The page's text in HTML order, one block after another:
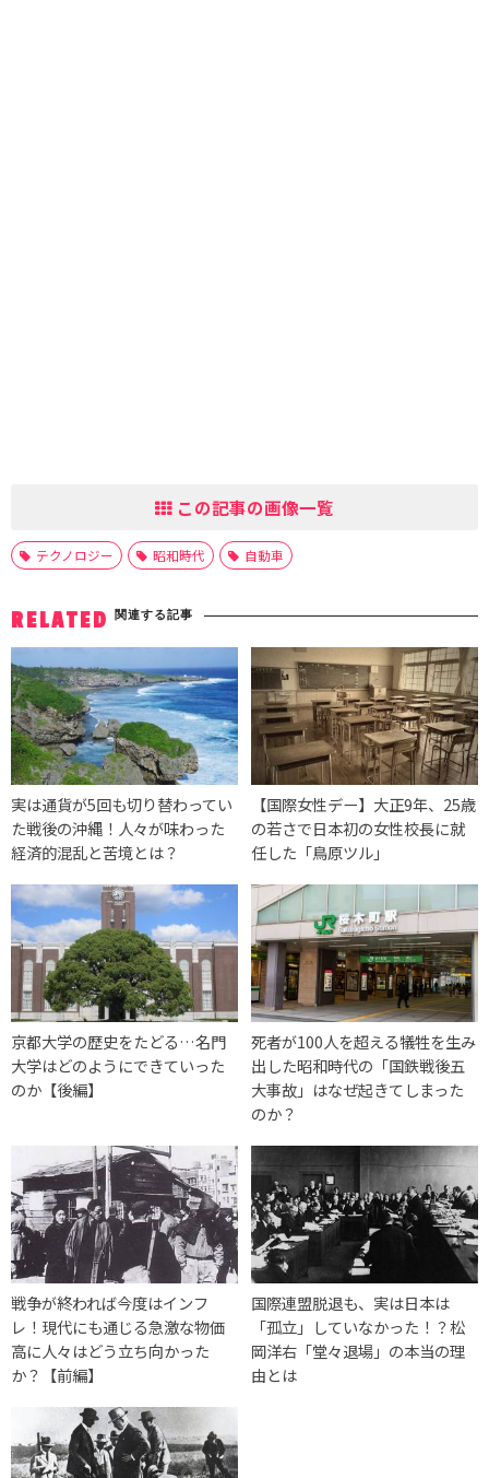
この記事の画像一覧
テクノロジー 昭和時代 自動車
RELATED 関連する記事
実は通貨が5回も切り替わってい
た戦後の沖縄！人々が味わった
経済的混乱と苦境とは？
【国際女性デー】大正9年、25歳
の若さで日本初の女性校長に就
任した「鳥原ツル」
京都大学の歴史をたどる…名門
大学はどのようにできていった
のか【後編】
死者が100人を超える犠牲を生み
出した昭和時代の「国鉄戦後五
大事故」はなぜ起きてしまった
のか？
戦争が終われば今度はインフ
レ！現代にも通じる急激な物価
高に人々はどう立ち向かった
か？【前編】
国際連盟脱退も、実は日本は
「孤立」していなかった！？松
岡洋右「堂々退場」の本当の理
由とは